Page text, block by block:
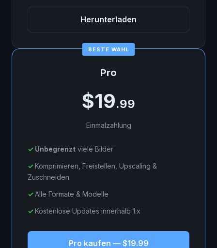
Herunterladen
Pro
$19.99
Einmalzahlung
Unbegrenzt viele Bilder
Komprimieren, Freistellen, Upscaling &
Zuschneiden
Alle Formate & Modelle
Kostenlose Updates innerhalb 1.x
Pro kaufen — $19.99